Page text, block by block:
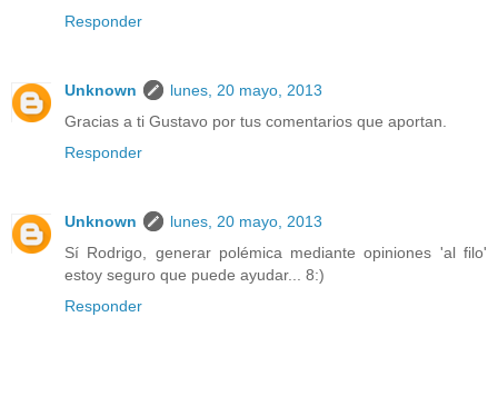
Responder
Unknown
lunes, 20 mayo, 2013
Gracias a ti Gustavo por tus comentarios que aportan.
Responder
Unknown
lunes, 20 mayo, 2013
Sí Rodrigo, generar polémica mediante opiniones 'al filo'
estoy seguro que puede ayudar... 8:)
Responder